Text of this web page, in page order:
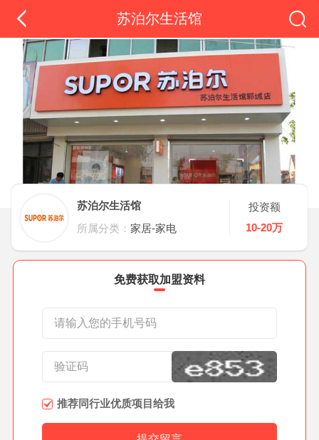
苏泊尔生活馆
苏泊尔生活馆
所属分类：家居-家电
投资额
10-20万
免费获取加盟资料
推荐同行业优质项目给我